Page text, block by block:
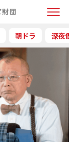
Menu
朝ドラ 深夜